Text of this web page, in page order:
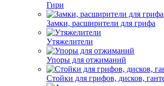
Гири
Замки, расширители для грифа
Утяжелители
Упоры для отжиманий
Стойки для грифов, дисков,